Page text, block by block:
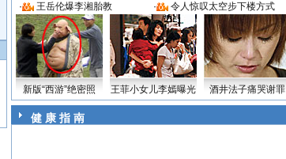
·
王岳伦爆李湘胎教 · 令人惊叹太空步下楼方式
新版“西游”绝密照 王菲小女儿李嫣曝光 酒井法子痛哭谢罪
健 康 指 南